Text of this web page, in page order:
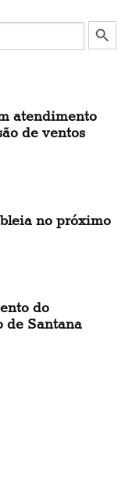
Search Button
atendimento
de ventos
no próximo
do
de Santana